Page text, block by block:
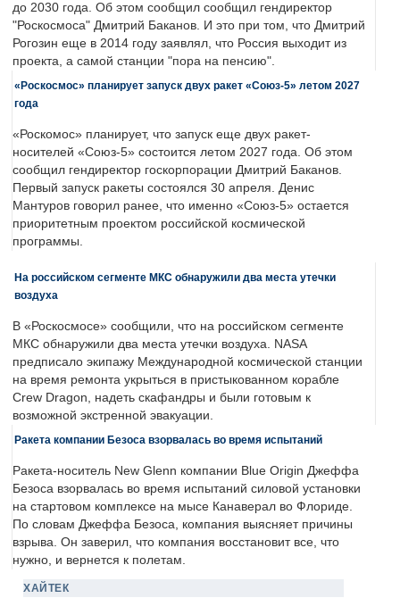
до 2030 года. Об этом сообщил сообщил гендиректор
"Роскосмоса" Дмитрий Баканов. И это при том, что Дмитрий
Рогозин еще в 2014 году заявлял, что Россия выходит из
проекта, а самой станции "пора на пенсию".
«Роскосмос» планирует запуск двух ракет «Союз-5» летом 2027
года
«Роскомос» планирует, что запуск еще двух ракет-
носителей «Союз-5» состоится летом 2027 года. Об этом
сообщил гендиректор госкорпорации Дмитрий Баканов.
Первый запуск ракеты состоялся 30 апреля. Денис
Мантуров говорил ранее, что именно «Союз-5» остается
приоритетным проектом российской космической
программы.
На российском сегменте МКС обнаружили два места утечки
воздуха
В «Роскосмосе» сообщили, что на российском сегменте
МКС обнаружили два места утечки воздуха. NASA
предписало экипажу Международной космической станции
на время ремонта укрыться в пристыкованном корабле
Crew Dragon, надеть скафандры и были готовым к
возможной экстренной эвакуации.
Ракета компании Безоса взорвалась во время испытаний
Ракета-носитель New Glenn компании Blue Origin Джеффа
Безоса взорвалась во время испытаний силовой установки
на стартовом комплексе на мысе Канаверал во Флориде.
По словам Джеффа Безоса, компания выясняет причины
взрыва. Он заверил, что компания восстановит все, что
нужно, и вернется к полетам.
ХАЙТЕК